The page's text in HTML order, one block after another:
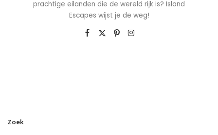
prachtige eilanden die de wereld rijk is? Island
Escapes wijst je de weg!
Zoek